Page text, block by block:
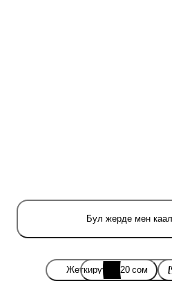
Бул жерде мен
Жеткирүү 220 сом